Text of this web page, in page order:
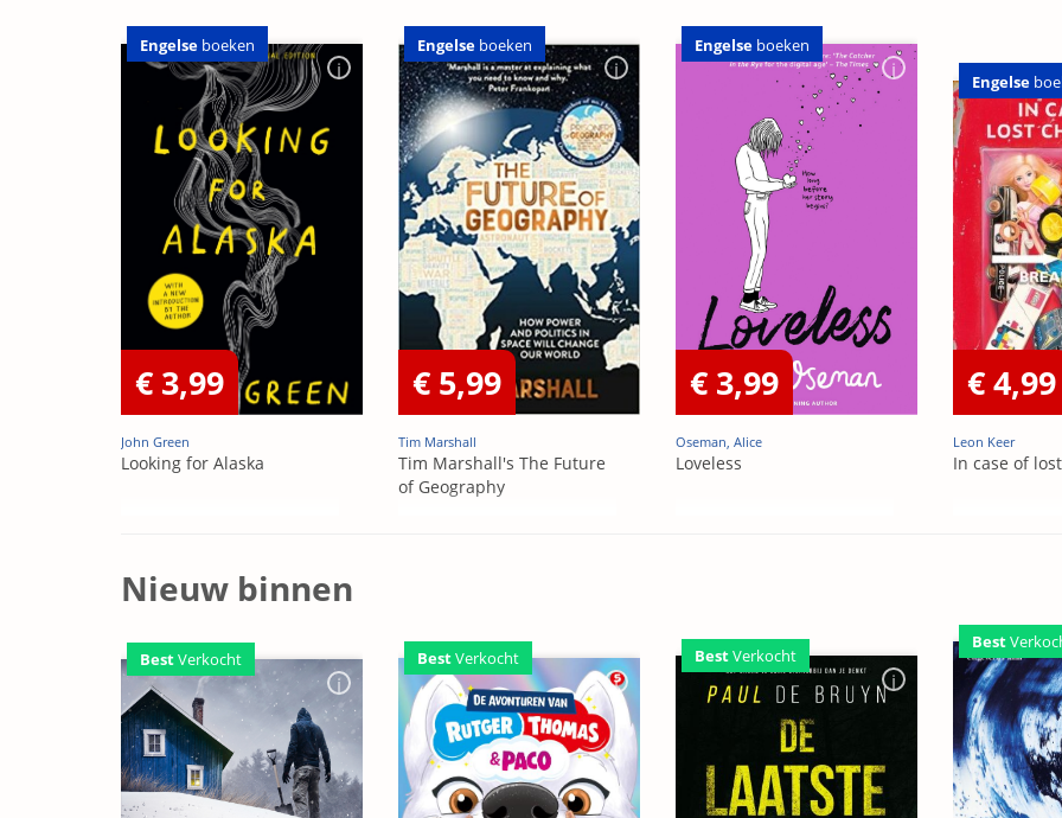
Engelse boeken
€ 3,99
John Green
Looking for Alaska
Engelse boeken
€ 5,99
Tim Marshall
Tim Marshall's The Future
of Geography
Engelse boeken
€ 3,99
Oseman, Alice
Loveless
Engelse
€ 4,99
Leon Keer
In case of
Nieuw binnen
BestVerkocht BestVerkocht BestVerkocht
Best